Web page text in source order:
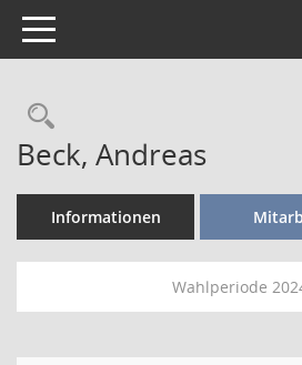
Toggle navigation
Rechercheauswahl
Beck, Andreas
Informationen
Wahlperiode